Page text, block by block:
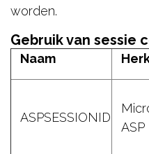
worden.
Gebruik van sessie
Naam
ASPSESSIONID
ASP